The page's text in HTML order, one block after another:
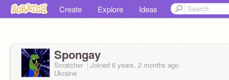
Create Explore Ideas
Spongay
Scratcher Joined 6 years, 2 months ago
Ukraine